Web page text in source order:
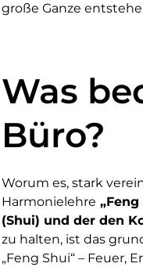
große Ganze
Was
Büro?
Worum es, stark
Harmonielehre
(Shui) und der den
zu halten, ist das
„Feng Shui“ – Feuer,